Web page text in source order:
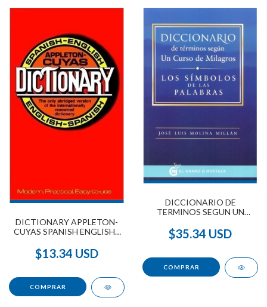
DICTIONARY APPLETON-
CUYAS SPANISH ENGLISH -
$13.34 USD
DICCIONARIO DE
TERMINOS SEGUN UN
$35.34 USD